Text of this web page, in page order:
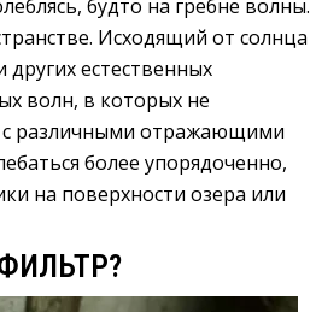
будто на гребне волны.
Исходящий от солнца
других естественных
волн, в которых не
с различными отражающими
более упорядоченно,
на поверхности озера или